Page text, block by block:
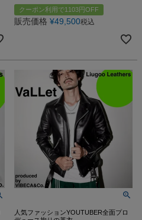
クーポン利用で1103円OFF
販売価格 ¥49,500税込
人気ファッションYOUTUBER全面プロ